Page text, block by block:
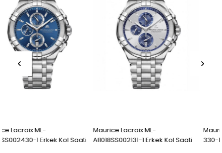
Maurice Lacroix ML-
AI1018SS002131-1 Erkek Kol Saati
Maurice Lacroix AI1018-SS002-
330-1 Erkek Kol Saati